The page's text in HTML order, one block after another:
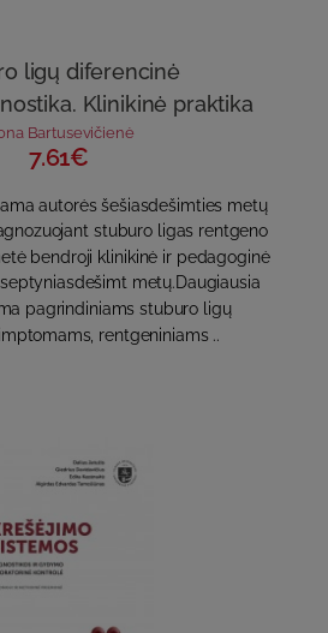
ligų diferencinė
Klinikinė praktika
Bartusevičienė
7.61€
autorės šešiasdešimties metų
stuburo ligas rentgeno
bendroji klinikinė ir pedagoginė
metų.Daugiausia
pagrindiniams stuburo ligų
rentgeniniams ..